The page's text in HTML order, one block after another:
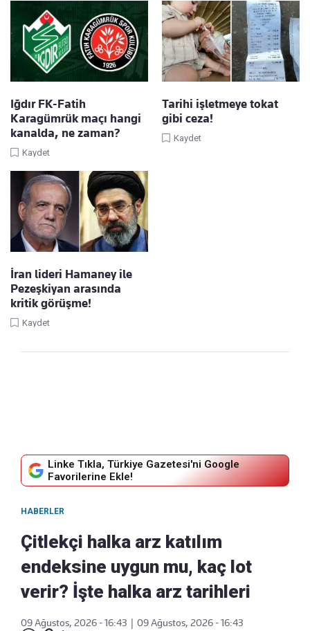
Iğdır FK-Fatih
Karagümrük maçı hangi
kanalda, ne zaman?
Kaydet
Tarihi işletmeye tokat
gibi ceza!
Kaydet
İran lideri Hamaney ile
Pezeşkiyan arasında
kritik görüşme!
Kaydet
Linke Tıkla, Türkiye Gazetesi'ni Google
Favorilerine Ekle!
HABERLER
Çitlekçi halka arz katılım
endeksine uygun mu, kaç lot
verir? İşte halka arz tarihleri
09 Ağustos, 2026 - 16:43
09 Ağustos, 2026 - 16:43